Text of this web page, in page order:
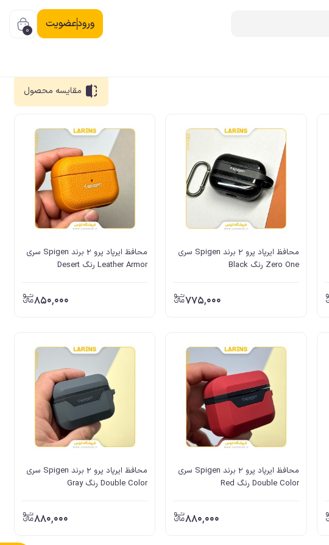
ورودعضویت 0
مقایسه محصول
محافظ ایرپاد پرو 2 برند Spigen سری
Zero One رنگ Black
775,000
محافظ ایرپاد پرو 2 برند Spigen سری
Leather Armor رنگ Desert
850,000
محافظ ایرپاد پرو 2 برند Spigen سری
Double Color رنگ Red
880,000
محافظ ایرپاد پرو 2 برند Spigen سری
Double Color رنگ Gray
880,000